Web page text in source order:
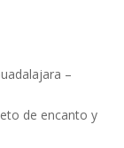
–
de encanto y